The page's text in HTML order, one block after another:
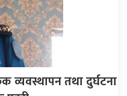
व्यवस्थापन तथा दुर्घटना